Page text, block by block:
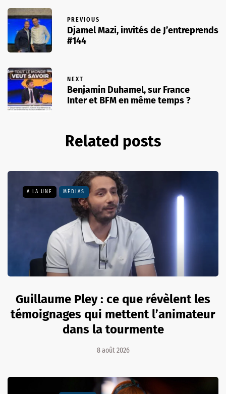
PREVIOUS
Djamel Mazi, invités de J’entreprends
#144
NEXT
Benjamin Duhamel, sur France
Inter et BFM en même temps ?
Related posts
A LA UNE MÉDIAS
Guillaume Pley : ce que révèlent les
témoignages qui mettent l’animateur
dans la tourmente
8 août 2026